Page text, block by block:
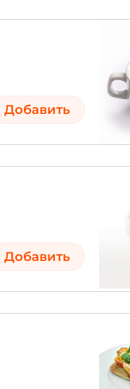
Добавить
Добавить